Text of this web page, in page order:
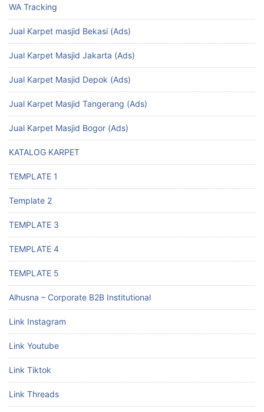
WA Tracking
Jual Karpet masjid Bekasi (Ads)
Jual Karpet Masjid Jakarta (Ads)
Jual Karpet Masjid Depok (Ads)
Jual Karpet Masjid Tangerang (Ads)
Jual Karpet Masjid Bogor (Ads)
KATALOG KARPET
TEMPLATE 1
Template 2
TEMPLATE 3
TEMPLATE 4
TEMPLATE 5
Alhusna – Corporate B2B Institutional
Link Instagram
Link Youtube
Link Tiktok
Link Threads